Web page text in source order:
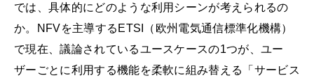
では、具体的にどのような利用シーンが考えられるの
か。NFVを主導するETSI（欧州電気通信標準化機構）
で現在、議論されているユースケースの1つが、ユー
ザーごとに利用する機能を柔軟に組み替える「サービス